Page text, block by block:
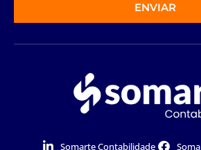
ENVIAR
Somarte Contabilidade